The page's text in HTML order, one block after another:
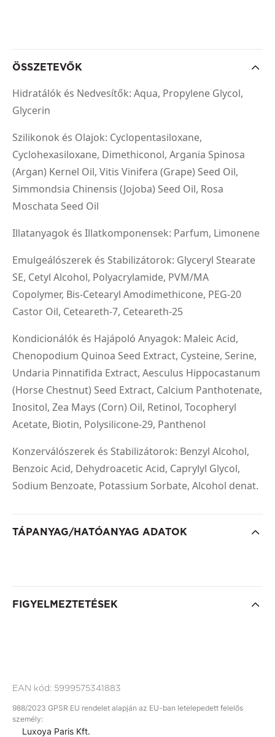
ÖSSZETEVŐK
Hidratálók és Nedvesítők: Aqua, Propylene Glycol,
Glycerin
Szilikonok és Olajok: Cyclopentasiloxane,
Cyclohexasiloxane, Dimethiconol, Argania Spinosa
(Argan) Kernel Oil, Vitis Vinifera (Grape) Seed Oil,
Simmondsia Chinensis (Jojoba) Seed Oil, Rosa
Moschata Seed Oil
Illatanyagok és Illatkomponensek: Parfum, Limonene
Emulgeálószerek és Stabilizátorok: Glyceryl Stearate
SE, Cetyl Alcohol, Polyacrylamide, PVM/MA
Copolymer, Bis-Cetearyl Amodimethicone, PEG-20
Castor Oil, Ceteareth-7, Ceteareth-25
Kondicionálók és Hajápoló Anyagok: Maleic Acid,
Chenopodium Quinoa Seed Extract, Cysteine, Serine,
Undaria Pinnatifida Extract, Aesculus Hippocastanum
(Horse Chestnut) Seed Extract, Calcium Panthotenate,
Inositol, Zea Mays (Corn) Oil, Retinol, Tocopheryl
Acetate, Biotin, Polysilicone-29, Panthenol
Konzerválószerek és Stabilizátorok: Benzyl Alcohol,
Benzoic Acid, Dehydroacetic Acid, Caprylyl Glycol,
Sodium Benzoate, Potassium Sorbate, Alcohol denat.
TÁPANYAG/HATÓANYAG ADATOK
FIGYELMEZTETÉSEK
EAN kód: 5999575341883
988/2023 GPSR EU rendelet alapján az EU-ban letelepedett felelős
személy:
Luxoya Paris Kft.